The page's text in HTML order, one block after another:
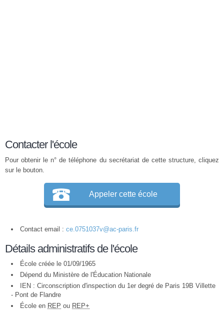
Contacter l'école
Pour obtenir le n° de téléphone du secrétariat de cette structure, cliquez
sur le bouton.
Appeler cette école
Contact email : ce.0751037v@ac-paris.fr
Détails administratifs de l'école
École créée le 01/09/1965
Dépend du Ministère de l'Éducation Nationale
IEN : Circonscription d'inspection du 1er degré de Paris 19B Villette
- Pont de Flandre
École en REP ou REP+